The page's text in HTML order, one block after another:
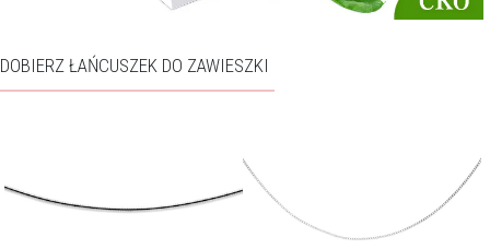
DOBIERZ ŁAŃCUSZEK DO ZAWIESZKI